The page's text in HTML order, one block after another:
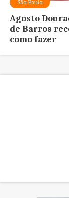
São Paulo
Agosto
de Barros
como fazer